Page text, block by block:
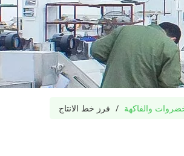
والفاكهة / فرز خط الانتاج